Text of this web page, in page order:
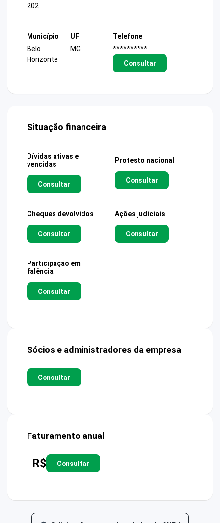
202
Município
Belo
Horizonte
UF
MG
Telefone
**********
Consultar
Situação financeira
Dívidas ativas e
vencidas
Consultar
Protesto nacional
Consultar
Cheques devolvidos
Consultar
Ações judiciais
Consultar
Participação em
falência
Consultar
Sócios e administradores da empresa
Consultar
Faturamento anual
R$ Consultar